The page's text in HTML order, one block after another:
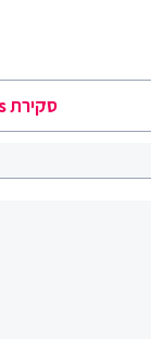
סקירת Jour Girls